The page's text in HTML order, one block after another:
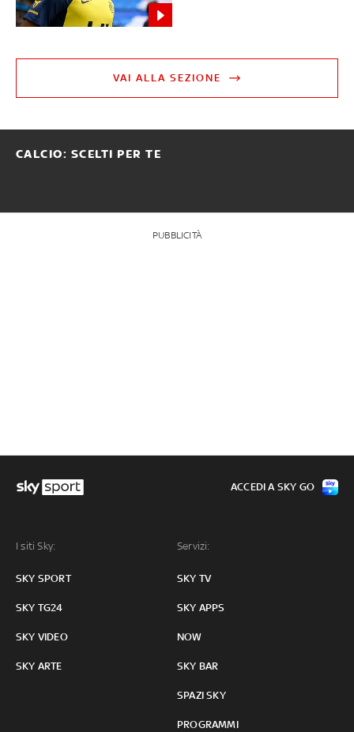
VAI ALLA SEZIONE
CALCIO: SCELTI PER TE
PUBBLICITÀ
I siti Sky:
SKY SPORT
SKY TG24
SKY VIDEO
SKY ARTE
Servizi:
SKY TV
SKY APPS
NOW
SKY BAR
SPAZI SKY
PROGRAMMI
ACCEDI A SKY GO